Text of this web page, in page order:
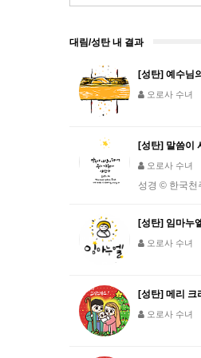
대림/성탄 내 결과
[성탄] 예수님
오로사 수녀
[성탄] 말씀이
오로사 수녀
성경 © 한국천
[성탄] 임마누
오로사 수녀
[성탄] 메리 크
오로사 수녀